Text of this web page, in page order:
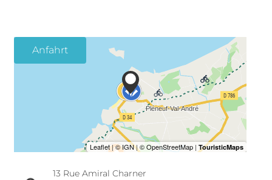
Anfahrt
13 Rue Amiral Charner